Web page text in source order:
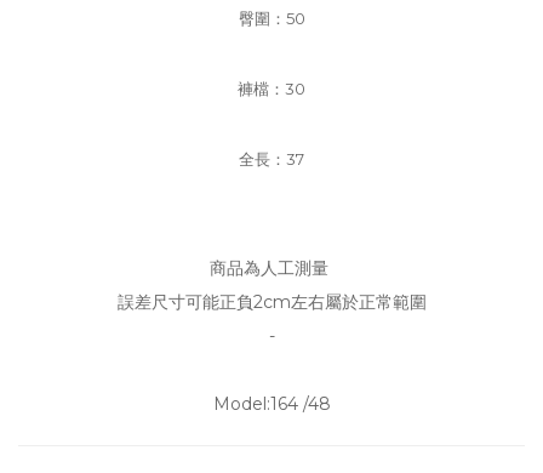
臀圍：50
褲檔 ：30
全長：37
商品為人工測量
誤差尺寸可能正負2cm左右屬於正常範圍
-
Model:164 /48